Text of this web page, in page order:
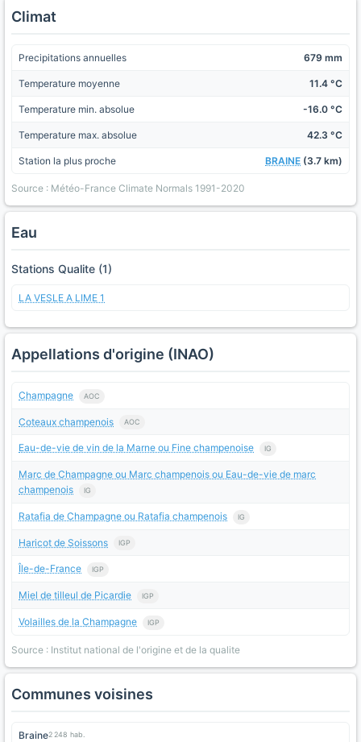
Climat
Precipitations annuelles 679 mm
Temperature moyenne 11.4 °C
Temperature min. absolue -16.0 °C
Temperature max. absolue 42.3 °C
Station la plus proche BRAINE (3.7 km)
Source : Météo-France Climate Normals 1991-2020
Eau
Stations Qualite (1)
LA VESLE A LIME 1
Appellations d'origine (INAO)
Champagne AOC
Coteaux champenois AOC
Eau-de-vie de vin de la Marne ou Fine champenoise IG
Marc de Champagne ou Marc champenois ou Eau-de-vie de marc
champenois
IG
Ratafia de Champagne ou Ratafia champenois IG
Haricot de Soissons IGP
Île-de-France IGP
Miel de tilleul de Picardie IGP
Volailles de la Champagne IGP
Source : Institut national de l'origine et de la qualite
Communes voisines
Braine2 248 hab.